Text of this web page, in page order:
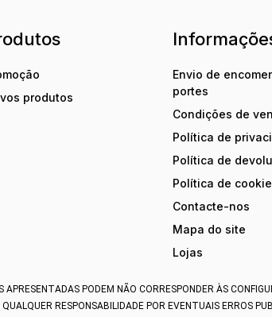
produtos
Envio de
portes
Condições de
Política de
Política de
Política de
Contacte-nos
Mapa do site
Lojas
APRESENTADAS PODEM NÃO CORRESPONDER ÀS
RESPONSABILIDADE POR EVENTUAIS ERROS